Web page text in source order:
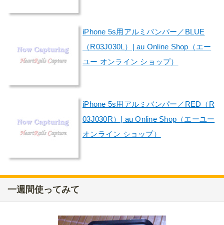
iPhone 5s用アルミバンパー／BLUE
（R03J030L）| au Online Shop（エー
ユー オンライン ショップ）
iPhone 5s用アルミバンパー／RED（R
03J030R）| au Online Shop（エーユー
オンライン ショップ）
一週間使ってみて